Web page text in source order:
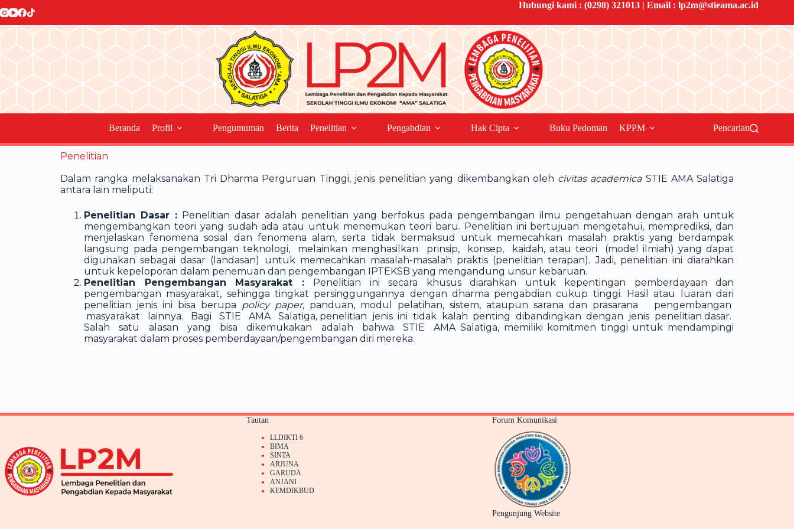
Hubungi kami : (0298) 321013 | Email : lp2m@stieama.ac.id
Beranda Profil Pengumuman Berita Penelitian Pengabdian Hak Cipta Buku Pedoman KPPM Pencarian
Penelitian
Dalam rangka melaksanakan Tri Dharma Perguruan Tinggi, jenis penelitian yang dikembangkan oleh civitas academica STIE AMA Salatiga
antara lain meliputi:
Penelitian Dasar : Penelitian dasar adalah penelitian yang berfokus pada pengembangan ilmu pengetahuan dengan arah untuk
mengembangkan teori yang sudah ada atau untuk menemukan teori baru. Penelitian ini bertujuan mengetahui, memprediksi, dan
menjelaskan fenomena sosial dan fenomena alam, serta tidak bermaksud untuk memecahkan masalah praktis yang berdampak
langsung pada pengembangan teknologi, melainkan menghasilkan prinsip, konsep, kaidah, atau teori (model ilmiah) yang dapat
digunakan sebagai dasar (landasan) untuk memecahkan masalah-masalah praktis (penelitian terapan). Jadi, penelitian ini diarahkan
untuk kepeloporan dalam penemuan dan pengembangan IPTEKSB yang mengandung unsur kebaruan.
Penelitian Pengembangan Masyarakat : Penelitian ini secara khusus diarahkan untuk kepentingan pemberdayaan dan
pengembangan masyarakat, sehingga tingkat persinggungannya dengan dharma pengabdian cukup tinggi. Hasil atau luaran dari
penelitian jenis ini bisa berupa policy paper, panduan, modul pelatihan, sistem, ataupun sarana dan prasarana pengembangan
masyarakat lainnya. Bagi STIE AMA Salatiga, penelitian jenis ini tidak kalah penting dibandingkan dengan jenis penelitian dasar.
Salah satu alasan yang bisa dikemukakan adalah bahwa STIE AMA Salatiga, memiliki komitmen tinggi untuk mendampingi
masyarakat dalam proses pemberdayaan/pengembangan diri mereka.
Tautan
LLDIKTI 6
BIMA
SINTA
ARJUNA
GARUDA
ANJANI
KEMDIKBUD
Forum Komunikasi
Pengunjung Website